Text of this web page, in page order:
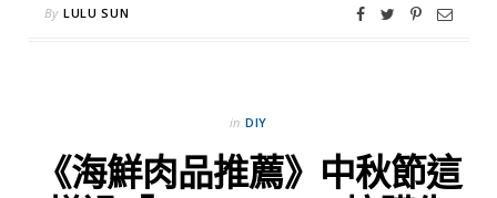
By LULU SUN
in DIY
《海鮮肉品推薦》中秋節這